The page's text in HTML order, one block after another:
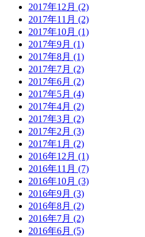
2017年12月 (2)
2017年11月 (2)
2017年10月 (1)
2017年9月 (1)
2017年8月 (1)
2017年7月 (2)
2017年6月 (2)
2017年5月 (4)
2017年4月 (2)
2017年3月 (2)
2017年2月 (3)
2017年1月 (2)
2016年12月 (1)
2016年11月 (7)
2016年10月 (3)
2016年9月 (3)
2016年8月 (2)
2016年7月 (2)
2016年6月 (5)